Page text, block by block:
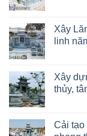
Xây
linh
Xây
thủy,
Cải tạo